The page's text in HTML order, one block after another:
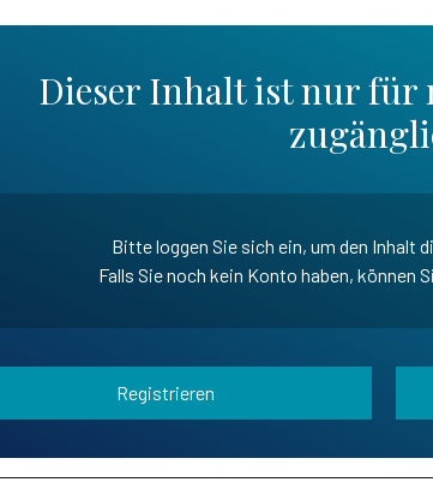
Dieser Inhalt ist nur
Bitte loggen Sie sich ein, um den Inhalt
Falls Sie noch kein Konto haben, können
Registrieren